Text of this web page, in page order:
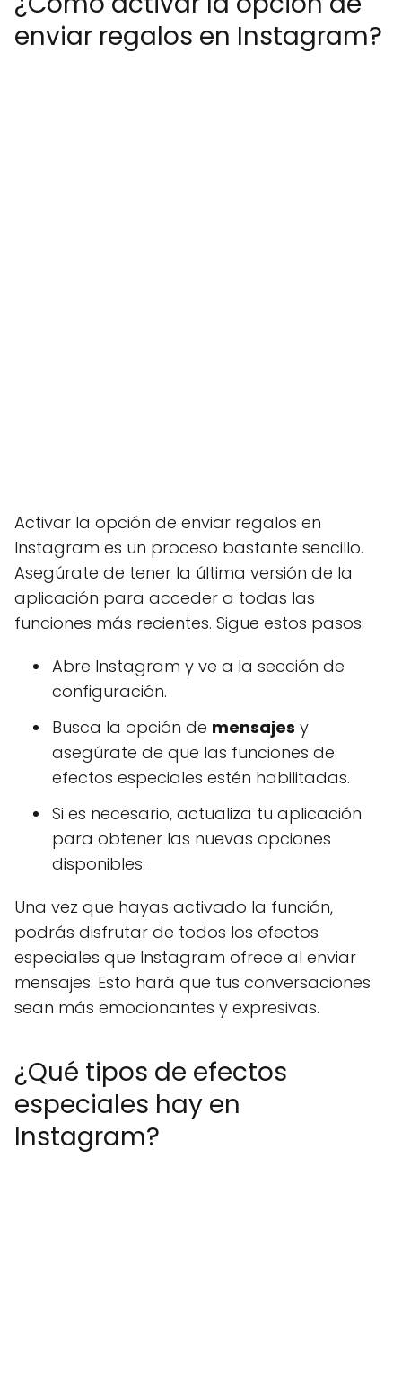
enviar regalos en Instagram?
Activar la opción de enviar regalos en
Instagram es un proceso bastante sencillo.
Asegúrate de tener la última versión de la
aplicación para acceder a todas las
funciones más recientes. Sigue estos pasos:
Abre Instagram y ve a la sección de
configuración.
Busca la opción de mensajes y
asegúrate de que las funciones de
efectos especiales estén habilitadas.
Si es necesario, actualiza tu aplicación
para obtener las nuevas opciones
disponibles.
Una vez que hayas activado la función,
podrás disfrutar de todos los efectos
especiales que Instagram ofrece al enviar
mensajes. Esto hará que tus conversaciones
sean más emocionantes y expresivas.
¿Qué tipos de efectos
especiales hay en
Instagram?